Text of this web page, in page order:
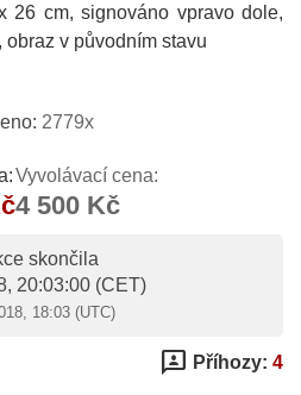
26 cm, signováno vpravo dole,
v původním stavu
2779x
Vyvolávací cena:
4 500 Kč
skončila
20:03:00 (CET)
18:03 (UTC)
3p Příhozy: 4